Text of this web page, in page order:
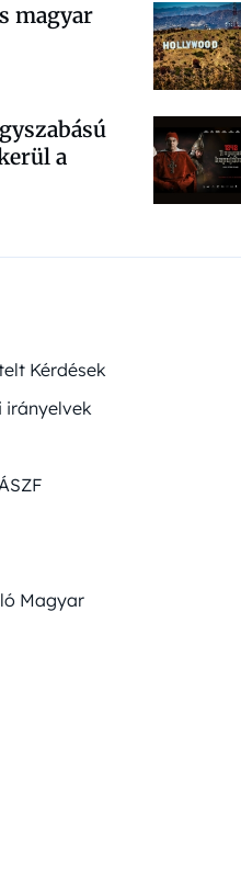
magyar
a
Kérdések
irányelvek
Magyar